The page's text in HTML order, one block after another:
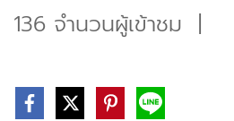
136 จำนวนผู้เข้าชม |